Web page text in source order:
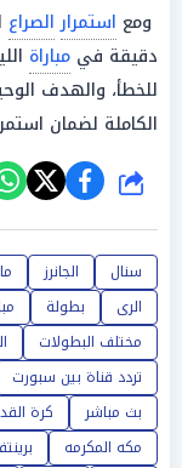
ومع استمرار الصراع
دقيقة في مباراة
للخطأ، والهدف
الكاملة لضمان
شارك
سنال الجانرز
الرى
بطولة
مختلف البطولات
تردد قناة بين سبورت
بث مباشر
كرة
مكه المكرمه